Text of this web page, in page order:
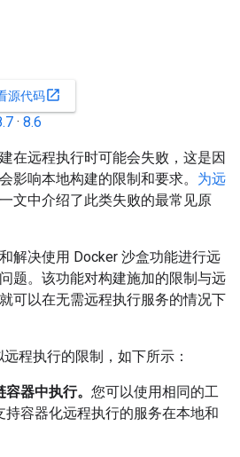
源代码open_in_new
· 8.6
在远程执行时可能会失败，这是因
影响本地构建的限制和要求。 为远
一文中介绍了此类失败的最常见原
解决使用 Docker 沙盒功能进行远
题。该功能对构建施加的限制与远
可以在无需远程执行服务的情况下
程执行的限制，如下所示：
器中执行。 您可以使用相同的工
持容器化远程执行的服务在本地和